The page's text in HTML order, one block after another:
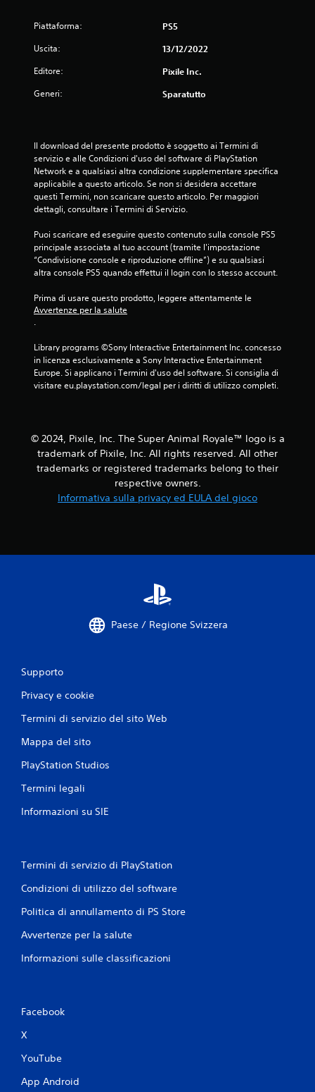
c
i
n
u
e
2
v
u
t
a
i
Piattaforma: PS5
Uscita: 13/12/2022
Editore: Pixile Inc.
Generi: Sparatutto
Il download del presente prodotto è soggetto ai Termini di
servizio e alle Condizioni d'uso del software di PlayStation
Network e a qualsiasi altra condizione supplementare specifica
applicabile a questo articolo. Se non si desidera accettare
questi Termini, non scaricare questo articolo. Per maggiori
dettagli, consultare i Termini di Servizio.
Puoi scaricare ed eseguire questo contenuto sulla console PS5
principale associata al tuo account (tramite l'impostazione
“Condivisione console e riproduzione offline”) e su qualsiasi
altra console PS5 quando effettui il login con lo stesso account.
Prima di usare questo prodotto, leggere attentamente le
Avvertenze per la salute
.
Library programs ©Sony Interactive Entertainment Inc. concesso
in licenza esclusivamente a Sony Interactive Entertainment
Europe. Si applicano i Termini d'uso del software. Si consiglia di
visitare eu.playstation.com/legal per i diritti di utilizzo completi.
© 2024, Pixile, Inc. The Super Animal Royale™ logo is a
trademark of Pixile, Inc. All rights reserved. All other
trademarks or registered trademarks belong to their
respective owners.
Informativa sulla privacy ed EULA del gioco
Paese / Regione Svizzera
Supporto
Privacy e cookie
Termini di servizio del sito Web
Mappa del sito
PlayStation Studios
Termini legali
Informazioni su SIE
Termini di servizio di PlayStation
Condizioni di utilizzo del software
Politica di annullamento di PS Store
Avvertenze per la salute
Informazioni sulle classificazioni
Facebook
X
YouTube
App Android